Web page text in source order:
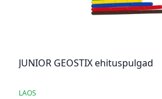
JUNIOR GEOSTIX ehituspulgad
LAOS